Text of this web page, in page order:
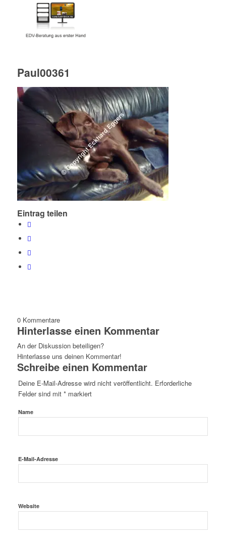
Paul00361
Eintrag teilen
0 Kommentare
Hinterlasse einen Kommentar
An der Diskussion beteiligen?
Hinterlasse uns deinen Kommentar!
Schreibe einen Kommentar
Deine E-Mail-Adresse wird nicht veröffentlicht. Erforderliche
Felder sind mit *markiert
Name
E-Mail-Adresse
Website